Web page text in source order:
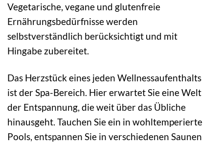
Vegetarische, vegane und glutenfreie
Ernährungsbedürfnisse werden
selbstverständlich berücksichtigt und mit
Hingabe zubereitet.
Das Herzstück eines jeden Wellnessaufenthalts
ist der Spa-Bereich. Hier erwartet Sie eine Welt
der Entspannung, die weit über das Übliche
hinausgeht. Tauchen Sie ein in wohltemperierte
Pools, entspannen Sie in verschiedenen Saunen